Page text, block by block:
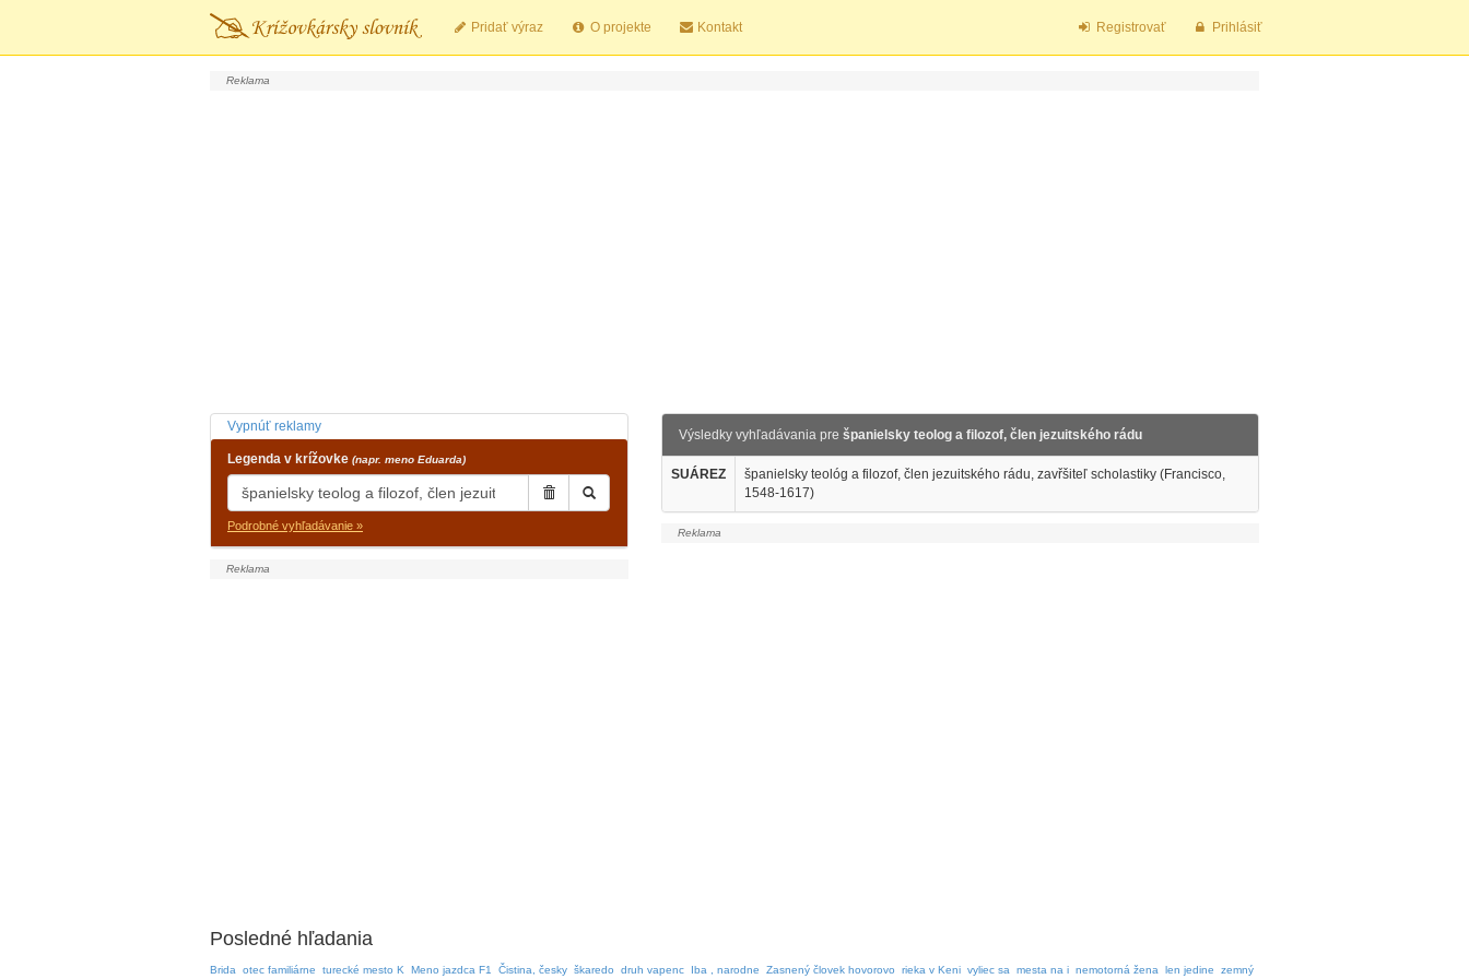
Pridať výraz O projekte Kontakt Registrovať Prihlásiť
Vypnúť reklamy
Legenda v krížovke (napr. meno Eduarda)
Podrobné vyhľadávanie »
Výsledky vyhľadávania pre španielsky teolog a filozof, člen jezuitského rádu
SUÁREZ
španielsky teológ a filozof, člen jezuitského rádu, zavřšiteľ scholastiky (Francisco,
1548-1617)
Posledné hľadania
Brida otec familiárne turecké mesto K Meno jazdca F1 Čistina, česky škaredo druh vapenc Iba , narodne Zasnený človek hovorovo rieka v Keni vyliec sa mesta na i nemotorná žena len jedine zemný